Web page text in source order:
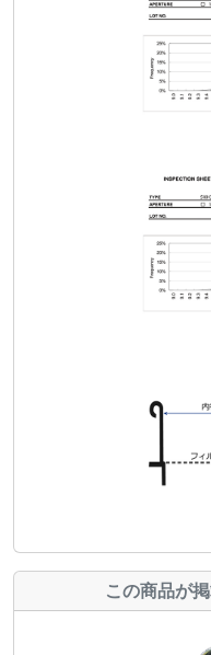
この商品が